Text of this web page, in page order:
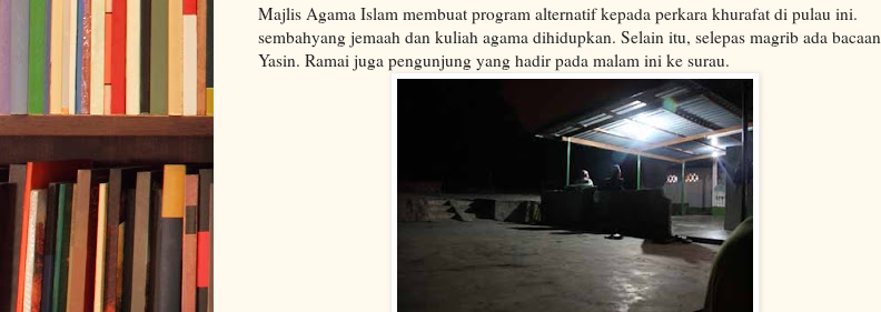
Majlis Agama Islam membuat program alternatif kepada perkara khurafat di pulau ini.
sembahyang jemaah dan kuliah agama dihidupkan. Selain itu, selepas magrib ada bacaan
Yasin. Ramai juga pengunjung yang hadir pada malam ini ke surau.